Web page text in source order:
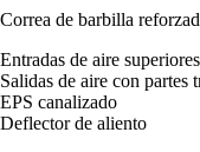
Correa de barbilla
Entradas de aire
Salidas de aire con partes
EPS canalizado
Deflector de aliento